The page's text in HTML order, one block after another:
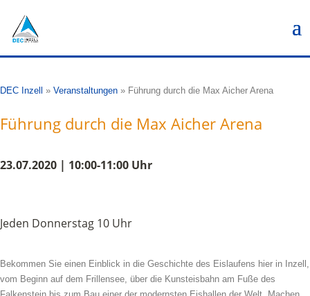
DEC Inzell » Veranstaltungen » Führung durch die Max Aicher Arena
Führung durch die Max Aicher Arena
23.07.2020 | 10:00-11:00 Uhr
Jeden Donnerstag 10 Uhr
Bekommen Sie einen Einblick in die Geschichte des Eislaufens hier in Inzell,
vom Beginn auf dem Frillensee, über die Kunsteisbahn am Fuße des